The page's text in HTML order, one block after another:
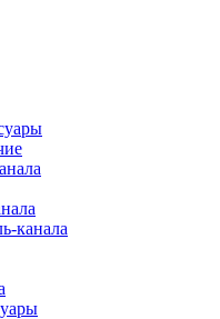
канала